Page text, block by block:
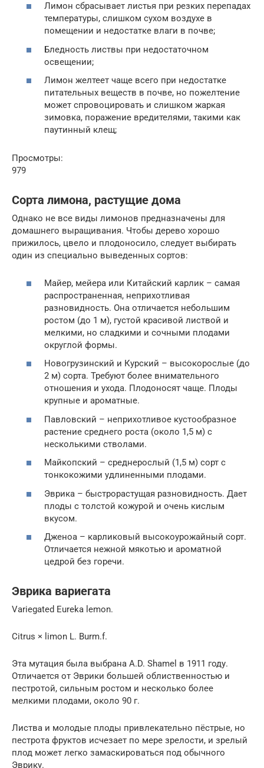
Лимон сбрасывает листья при резких перепадах
температуры, слишком сухом воздухе в
помещении и недостатке влаги в почве;
Бледность листвы при недостаточном
освещении;
Лимон желтеет чаще всего при недостатке
питательных веществ в почве, но пожелтение
может спровоцировать и слишком жаркая
зимовка, поражение вредителями, такими как
паутинный клещ;
Просмотры:
979
Сорта лимона, растущие дома
Однако не все виды лимонов предназначены для
домашнего выращивания. Чтобы дерево хорошо
прижилось, цвело и плодоносило, следует выбирать
один из специально выведенных сортов:
Майер, мейера или Китайский карлик – самая
распространенная, неприхотливая
разновидность. Она отличается небольшим
ростом (до 1 м), густой красивой листвой и
мелкими, но сладкими и сочными плодами
округлой формы.
Новогрузинский и Курский – высокорослые (до
2 м) сорта. Требуют более внимательного
отношения и ухода. Плодоносят чаще. Плоды
крупные и ароматные.
Павловский – неприхотливое кустообразное
растение среднего роста (около 1,5 м) с
несколькими стволами.
Майкопский – среднерослый (1,5 м) сорт с
тонкокожими удлиненными плодами.
Эврика – быстрорастущая разновидность. Дает
плоды с толстой кожурой и очень кислым
вкусом.
Дженоа – карликовый высокоурожайный сорт.
Отличается нежной мякотью и ароматной
цедрой без горечи.
Эврика вариегата
Variegated Eureka lemon.
Citrus × limon L. Burm.f.
Эта мутация была выбрана A.D. Shamel в 1911 году.
Отличается от Эврики большей облиственностью и
пестротой, сильным ростом и несколько более
мелкими плодами, около 90 г.
Листва и молодые плоды привлекательно пёстрые, но
пестрота фруктов исчезает по мере зрелости, и зрелый
плод может легко замаскироваться под обычного
Эврику.